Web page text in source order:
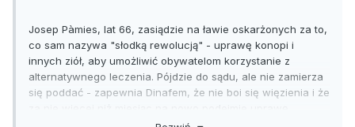
Josep Pàmies, lat 66, zasiądzie na ławie oskarżonych za to,
co sam nazywa "słodką rewolucją" - uprawę konopi i
innych ziół, aby umożliwić obywatelom korzystanie z
alternatywnego leczenia. Pójdzie do sądu, ale nie zamierza
się poddać - zapewnia Dinafem, że nie boi się więzienia i że